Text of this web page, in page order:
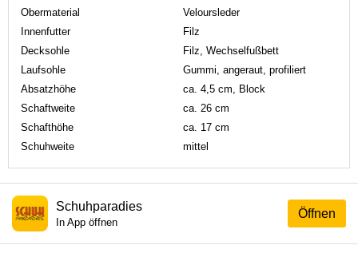
Obermaterial
Veloursleder
Innenfutter
Filz
Decksohle
Filz, Wechselfußbett
Laufsohle
Gummi, angeraut, profiliert
Absatzhöhe
ca. 4,5 cm, Block
Schaftweite
ca. 26 cm
Schafthöhe
ca. 17 cm
Schuhweite
mittel
Öffnen
Schuhparadies
In App öffnen